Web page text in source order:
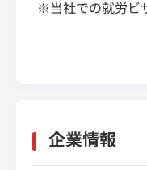
※当社での就労ビ
企業情報